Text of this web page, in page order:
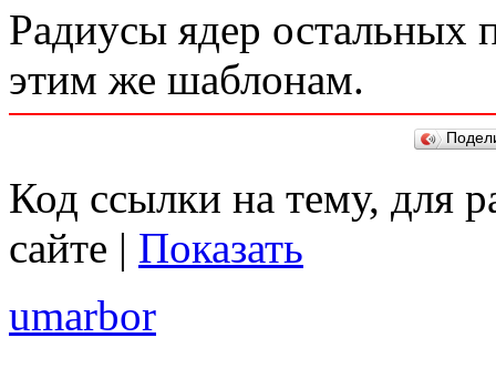
Радиусы ядер остальных
этим же шаблонам.
Код ссылки на тему, для
сайте | Показать
umarbor